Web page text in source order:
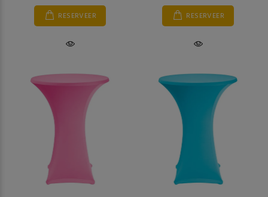
RESERVEER RESERVEER